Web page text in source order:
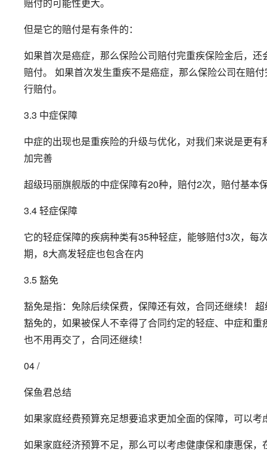
但是它的赔付是有条件的：
如果首次是癌症，那么保险公司赔付完重疾保险金后，
赔付。 如果首次发生重疾不是癌症，那么保险公司在赔
行赔付。
3.3 中症保障
中症的出现也是重疾险的升级与优化，对我们来说是更
加完善
超级玛丽旗舰版的中症保障有20种，赔付2次，赔付基本
3.4 轻症保障
它的轻症保障的疾病种类有35种轻症，能够赔付3次，每
期，8大高发轻症也包含在内
3.5 豁免
豁免是指：免除后续保费，保障还有效，合同还继续！
豁免的，如果被保人不幸得了合同约定的轻症、中症和
也不用再交了，合同还继续！
04 /
保鱼君总结
如果家庭经费预算充足想要追求更加全面的保障，可以考
如果家庭经济预算不足，那么可以考虑健康保和康惠保